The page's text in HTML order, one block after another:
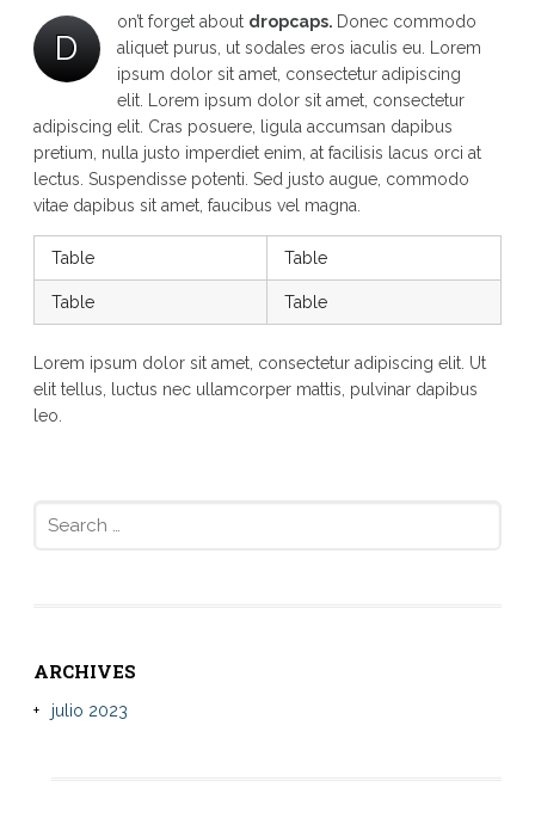
D
on’t forget about dropcaps. Donec commodo
aliquet purus, ut sodales eros iaculis eu. Lorem
ipsum dolor sit amet, consectetur adipiscing
elit. Lorem ipsum dolor sit amet, consectetur
adipiscing elit. Cras posuere, ligula accumsan dapibus
pretium, nulla justo imperdiet enim, at facilisis lacus orci at
lectus. Suspendisse potenti. Sed justo augue, commodo
vitae dapibus sit amet, faucibus vel magna.
Table Table
Table Table
Lorem ipsum dolor sit amet, consectetur adipiscing elit. Ut
elit tellus, luctus nec ullamcorper mattis, pulvinar dapibus
leo.
ARCHIVES
julio 2023